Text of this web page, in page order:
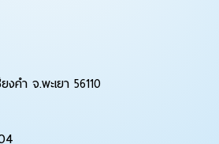
คำ จ.พะเยา 56110